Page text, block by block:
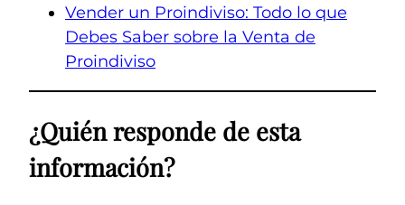
Vender un Proindiviso: Todo lo que
Debes Saber sobre la Venta de
Proindiviso
¿Quién responde de esta
información?